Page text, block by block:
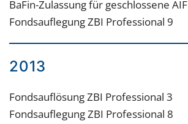
BaFin-Zulassung für geschlossene AIF
Fondsauflegung ZBI Professional 9
2013
Fondsauflösung ZBI Professional 3
Fondsauflegung ZBI Professional 8